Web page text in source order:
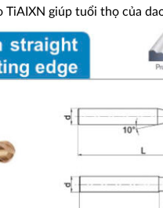
TiAIXN giúp tuổi thọ của